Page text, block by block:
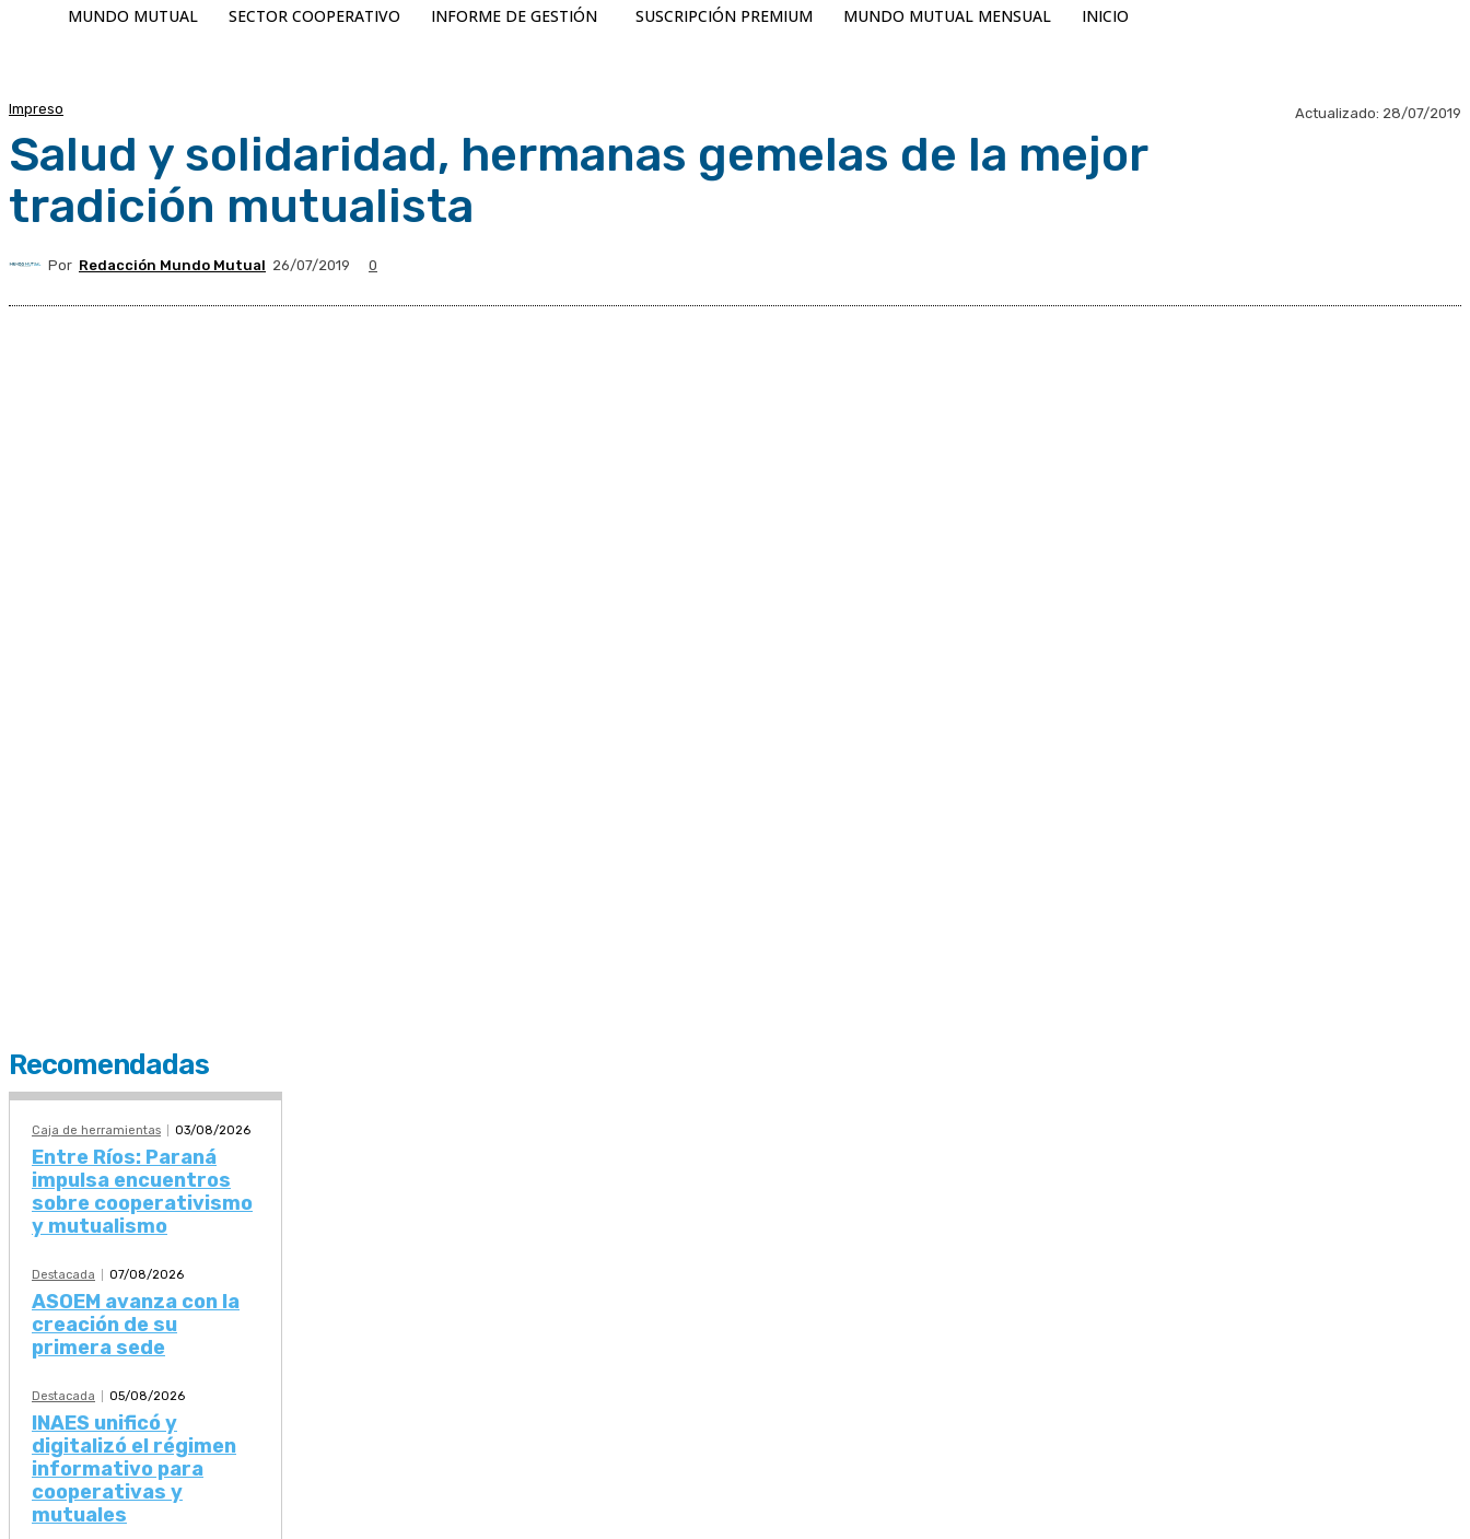
MUNDO MUTUAL SECTOR COOPERATIVO INFORME DE GESTIÓN SUSCRIPCIÓN PREMIUM MUNDO MUTUAL MENSUAL INICIO
Impreso Actualizado: 28/07/2019
Salud y solidaridad, hermanas gemelas de la mejor
tradición mutualista
Por Redacción Mundo Mutual 26/07/2019 0
Recomendadas
Caja de herramientas 03/08/2026
Entre Ríos: Paraná
impulsa encuentros
sobre cooperativismo
y mutualismo
Destacada 07/08/2026
ASOEM avanza con la
creación de su
primera sede
Destacada 05/08/2026
INAES unificó y
digitalizó el régimen
informativo para
cooperativas y
mutuales